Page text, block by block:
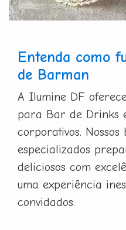
Entenda como
de Barman
A Ilumine DF
para Bar de Drinks
corporativos. Nossos
especializados
deliciosos com
uma experiência
convidados.